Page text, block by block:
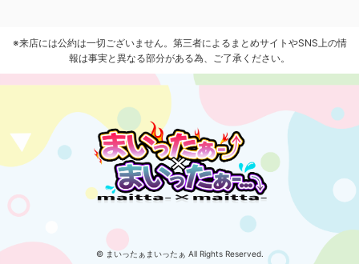
※来店には公約は一切ございません。第三者によるまとめサイトやSNS上の情
報は事実と異なる部分がある為、ご了承ください。
© まいったぁまいったぁ All Rights Reserved.